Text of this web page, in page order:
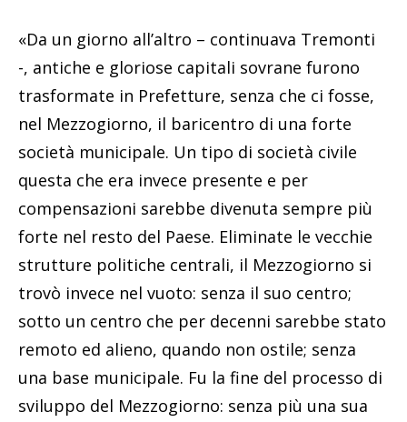
«Da un giorno all’altro – continuava Tremonti
-, antiche e gloriose capitali sovrane furono
trasformate in Prefetture, senza che ci fosse,
nel Mezzogiorno, il baricentro di una forte
società municipale. Un tipo di società civile
questa che era invece presente e per
compensazioni sarebbe divenuta sempre più
forte nel resto del Paese. Eliminate le vecchie
strutture politiche centrali, il Mezzogiorno si
trovò invece nel vuoto: senza il suo centro;
sotto un centro che per decenni sarebbe stato
remoto ed alieno, quando non ostile; senza
una base municipale. Fu la fine del processo di
sviluppo del Mezzogiorno: senza più una sua